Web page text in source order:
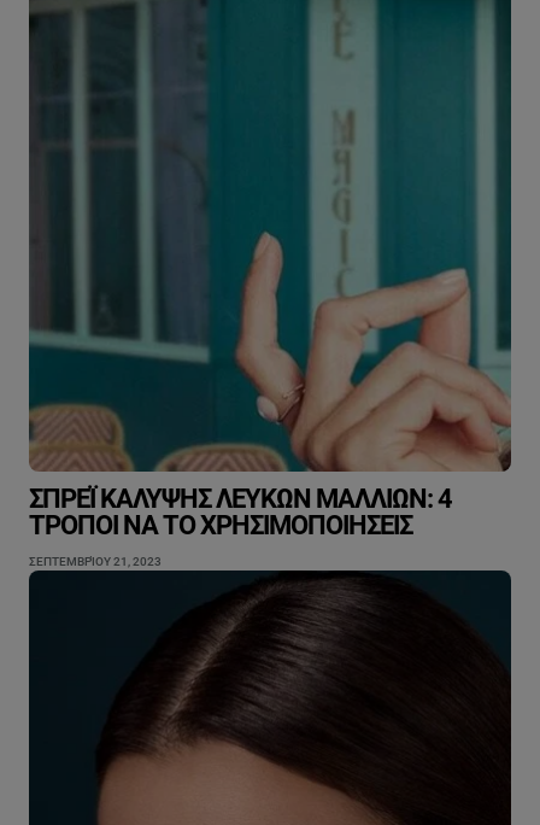
ΣΠΡΈΙ ΚΆΛΥΨΗΣ ΛΕΥΚΏΝ ΜΑΛΛΙΏΝ: 4
ΤΡΌΠΟΙ ΝΑ ΤΟ ΧΡΗΣΙΜΟΠΟΙΉΣΕΙΣ
ΣΕΠΤΕΜΒΡΊΟΥ 21, 2023